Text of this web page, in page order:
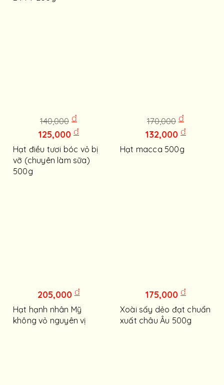
140,000 đ
125,000 đ
Hạt điều tươi bóc vỏ bị
vỡ (chuyên làm sữa)
500g
170,000 đ
132,000 đ
Hạt macca 500g
205,000 đ
Hạt hạnh nhân Mỹ
không vỏ nguyên vị
175,000 đ
Xoài sấy dẻo đạt chuẩn
xuất châu Âu 500g